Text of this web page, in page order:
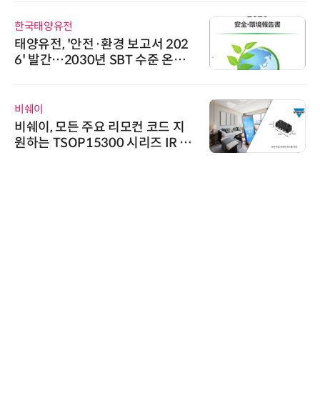
한국태양유전
태양유전, '안전·환경 보고서 202
6' 발간…2030년 SBT 수준 온실
비쉐이
비쉐이, 모든 주요 리모컨 코드 지
원하는 TSOP15300 시리즈 IR 수